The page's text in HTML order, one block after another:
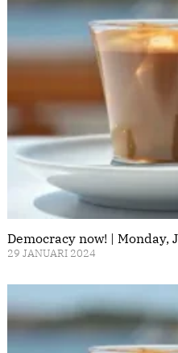
Democracy now! | Monday,
29 JANUARI 2024